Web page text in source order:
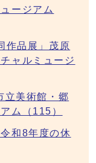
ージアム
作品展」茂原
ャルミュージ
立美術館・郷
ム（115）
和8年度の休